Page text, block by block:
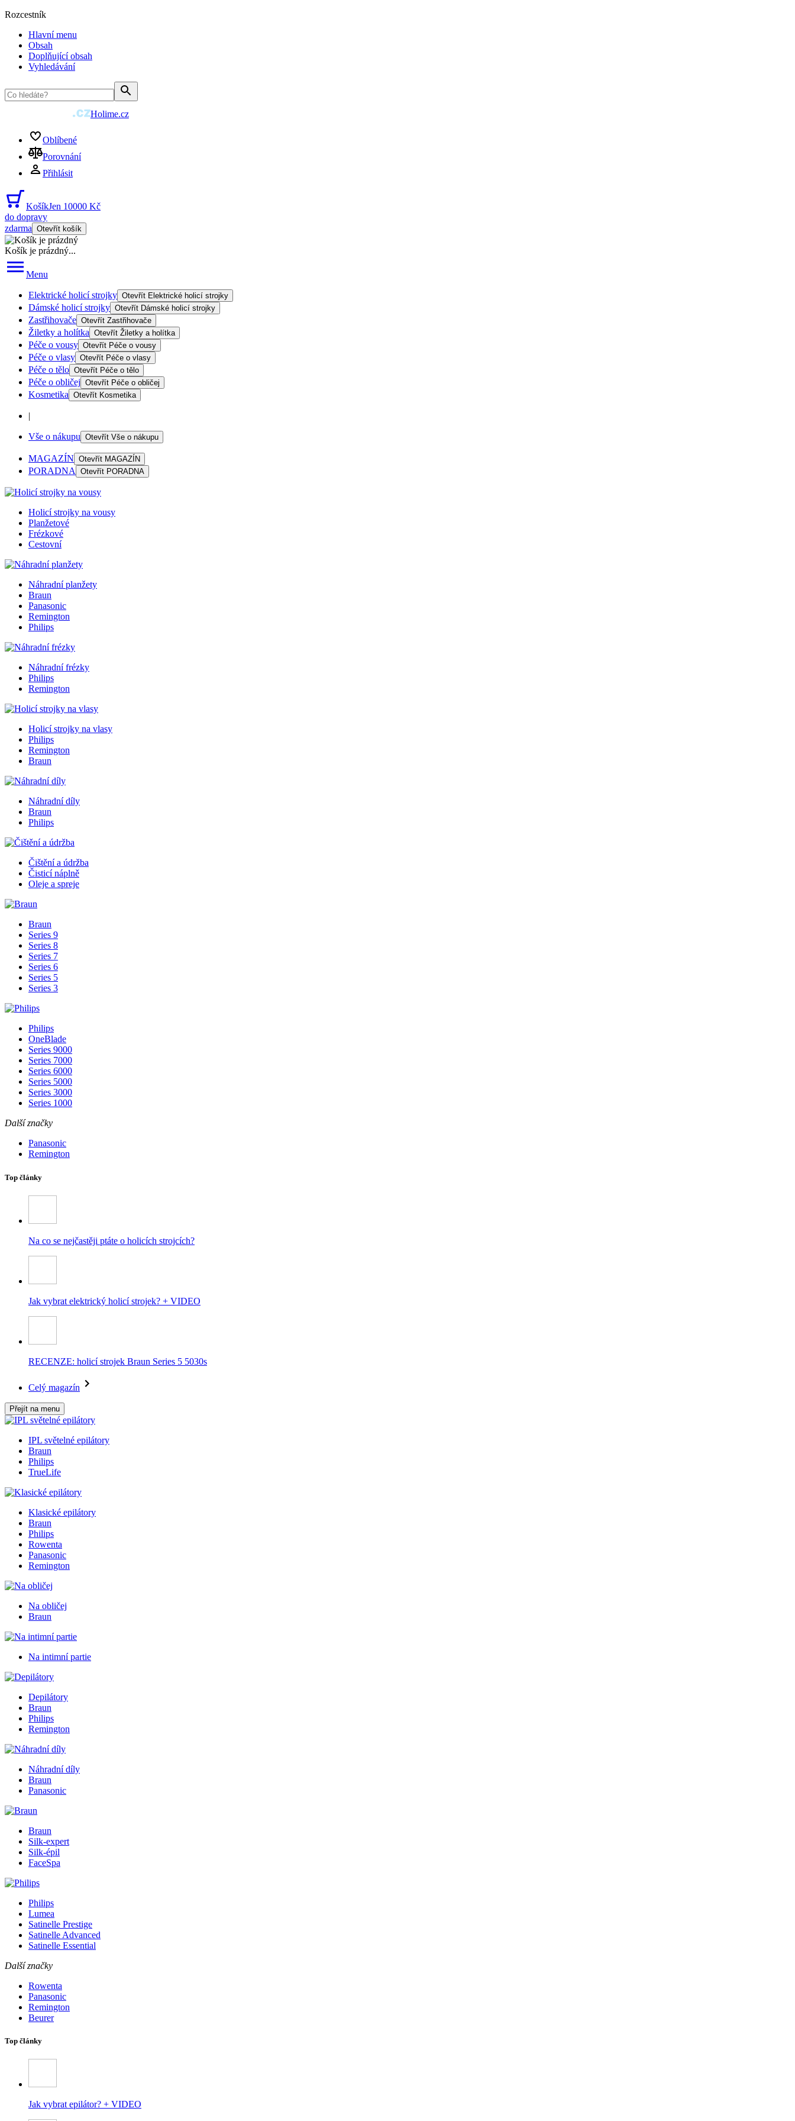
Rozcestník
Hlavní menu
Obsah
Doplňující obsah
Vyhledávání
Holime.cz
Oblíbené
Porovnání
Přihlásit
KošíkJen 10000 Kč
do dopravy
zdarma Otevřít košík
Košík je prázdný...
Menu
Elektrické holicí strojky Otevřít Elektrické holicí strojky
Dámské holicí strojky Otevřít Dámské holicí strojky
Zastřihovače Otevřít Zastřihovače
Žiletky a holítka Otevřít Žiletky a holítka
Péče o vousy Otevřít Péče o vousy
Péče o vlasy Otevřít Péče o vlasy
Péče o tělo Otevřít Péče o tělo
Péče o obličej Otevřít Péče o obličej
Kosmetika Otevřít Kosmetika
|
Vše o nákupu Otevřít Vše o nákupu
MAGAZÍN Otevřít MAGAZÍN
PORADNA Otevřít PORADNA
Holicí strojky na vousy
Planžetové
Frézkové
Cestovní
Náhradní planžety
Braun
Panasonic
Remington
Philips
Náhradní frézky
Philips
Remington
Holicí strojky na vlasy
Philips
Remington
Braun
Náhradní díly
Braun
Philips
Čištění a údržba
Čisticí náplně
Oleje a spreje
Braun
Series 9
Series 8
Series 7
Series 6
Series 5
Series 3
Philips
OneBlade
Series 9000
Series 7000
Series 6000
Series 5000
Series 3000
Series 1000
Další značky
Panasonic
Remington
Top články
Na co se nejčastěji ptáte o holicích strojcích?
Jak vybrat elektrický holicí strojek? + VIDEO
RECENZE: holicí strojek Braun Series 5 5030s
Celý magazín
Přejít na menu
IPL světelné epilátory
Braun
Philips
TrueLife
Klasické epilátory
Braun
Philips
Rowenta
Panasonic
Remington
Na obličej
Braun
Na intimní partie
Depilátory
Braun
Philips
Remington
Náhradní díly
Braun
Panasonic
Braun
Silk-expert
Silk-épil
FaceSpa
Philips
Lumea
Satinelle Prestige
Satinelle Advanced
Satinelle Essential
Další značky
Rowenta
Panasonic
Remington
Beurer
Top články
Jak vybrat epilátor? + VIDEO